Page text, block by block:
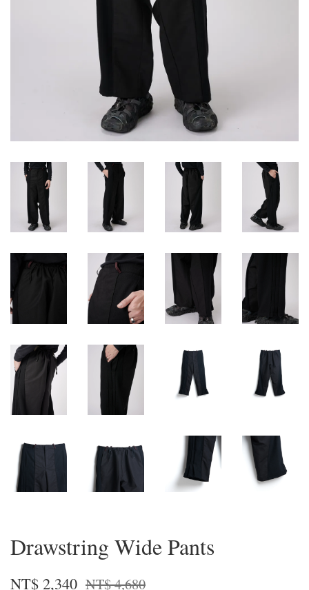
Drawstring Wide Pants
NT$ 2,340 NT$ 4,680